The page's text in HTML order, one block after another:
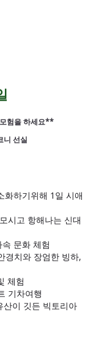
험을 하세요**
선실
하기위해 1일 시애
시고 항해나는 신대
문화 체험
경치와 장엄한 빙하,
체험
기차여행
이 깃든 빅토리아